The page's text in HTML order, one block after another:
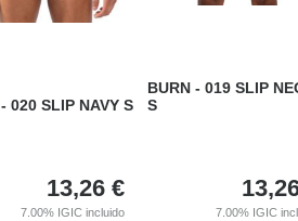
020 SLIP NAVY S
13,26 €
7.00% IGIC incluido
BURN - 019 SLIP
S
7.00% IGIC